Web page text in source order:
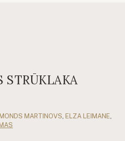
STRŪKLAKA
MARTINOVS ELZA LEIMANE